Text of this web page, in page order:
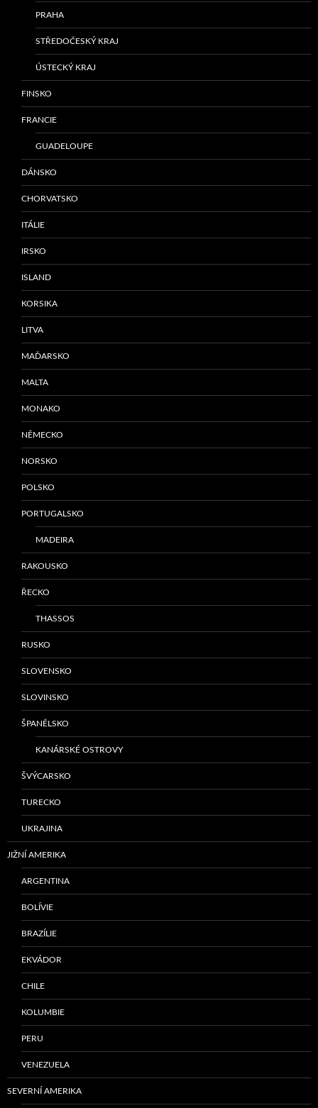
PRAHA
STŘEDOČESKÝ KRAJ
ÚSTECKÝ KRAJ
FINSKO
FRANCIE
GUADELOUPE
DÁNSKO
CHORVATSKO
ITÁLIE
IRSKO
ISLAND
KORSIKA
LITVA
MAĎARSKO
MALTA
MONAKO
NĚMECKO
NORSKO
POLSKO
PORTUGALSKO
MADEIRA
RAKOUSKO
ŘECKO
THASSOS
RUSKO
SLOVENSKO
SLOVINSKO
ŠPANĚLSKO
KANÁRSKÉ OSTROVY
ŠVÝCARSKO
TURECKO
UKRAJINA
JIŽNÍ AMERIKA
ARGENTINA
BOLÍVIE
BRAZÍLIE
EKVÁDOR
CHILE
KOLUMBIE
PERU
VENEZUELA
SEVERNÍ AMERIKA